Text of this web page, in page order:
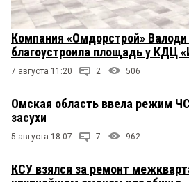
Компания «Омдорстрой»
благоустроила площадь у КДЦ
7 августа 11:20 2 506
Омская область ввела режим
засухи
5 августа 18:07 7 962
КСУ взялся за ремонт